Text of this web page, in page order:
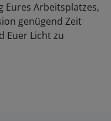
Eures Arbeitsplatzes,
genügend Zeit
Euer Licht zu